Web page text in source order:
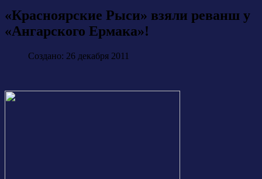
«Красноярские Рыси» взяли реванш у
«Ангарского Ермака»!
Создано: 26 декабря 2011